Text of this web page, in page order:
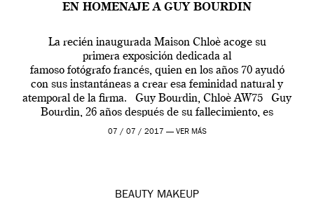
EN HOMENAJE A GUY BOURDIN
La recién inaugurada Maison Chloè acoge su
primera exposición dedicada al
famoso fotógrafo francés, quien en los años 70 ayudó
con sus instantáneas a crear esa feminidad natural y
atemporal de la firma. Guy Bourdin, Chloè AW75 Guy
Bourdin, 26 años después de su fallecimiento, es
homenajeado por Chloè como el fotógrafo que más la
07 / 07 / 2017 — VER MÁS
BEAUTY MAKEUP